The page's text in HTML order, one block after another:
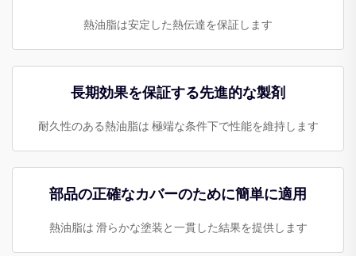
熱油脂は安定した熱伝達を保証します
長期効果を保証する先進的な製剤
耐久性のある熱油脂は 極端な条件下で性能を維持します
部品の正確なカバーのために簡単に適用
熱油脂は 滑らかな塗装と一貫した結果を提供します